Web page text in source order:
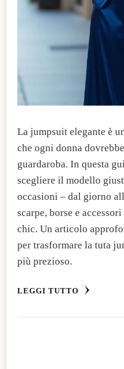
La jumpsuit elegante è
che ogni donna
guardaroba. In questa
scegliere il modello
occasioni – dal giorno
scarpe, borse e
chic. Un articolo
per trasformare la tuta
più prezioso.
LEGGI TUTTO